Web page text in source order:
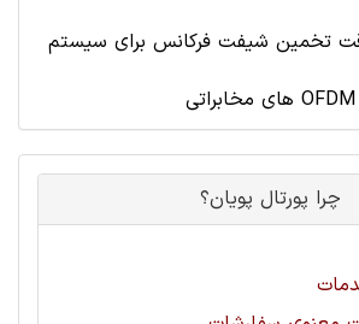
تخمین شیفت فرکانس برای سیستم
های مخابراتی OFDM
چرا پورتال پویان؟